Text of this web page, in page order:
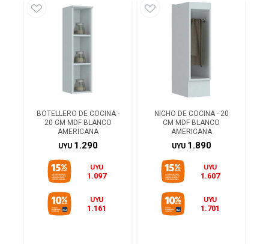
BOTELLERO DE COCINA -
20 CM MDF BLANCO
AMERICANA
UYU 1.290
UYU
1.097
UYU
1.161
NICHO DE COCINA - 20
CM MDF BLANCO
AMERICANA
UYU 1.890
UYU
1.607
UYU
1.701